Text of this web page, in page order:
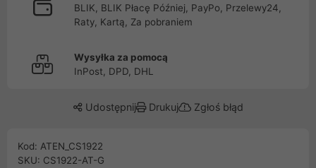
BLIK, BLIK Płacę Później, PayPo, Przelewy24,
Raty, Kartą, Za pobraniem
Wysyłka za pomocą
InPost, DPD, DHL
Udostępnij Drukuj Zgłoś błąd
Kod: ATEN_CS1922
SKU: CS1922-AT-G